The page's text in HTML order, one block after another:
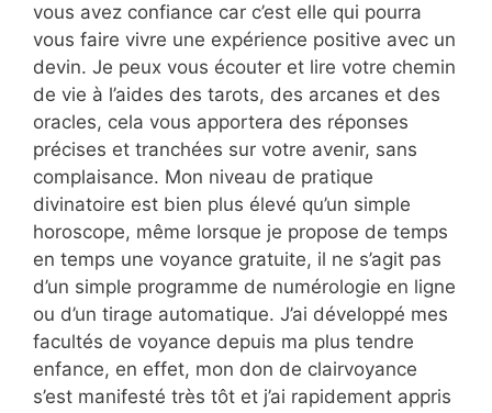
vous avez confiance car c’est elle qui pourra
vous faire vivre une expérience positive avec un
devin. Je peux vous écouter et lire votre chemin
de vie à l’aides des tarots, des arcanes et des
oracles, cela vous apportera des réponses
précises et tranchées sur votre avenir, sans
complaisance. Mon niveau de pratique
divinatoire est bien plus élevé qu’un simple
horoscope, même lorsque je propose de temps
en temps une voyance gratuite, il ne s’agit pas
d’un simple programme de numérologie en ligne
ou d’un tirage automatique. J’ai développé mes
facultés de voyance depuis ma plus tendre
enfance, en effet, mon don de clairvoyance
s’est manifesté très tôt et j’ai rapidement appris